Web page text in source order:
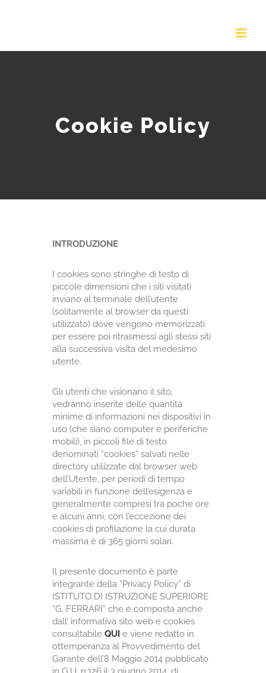
Cookie Policy
INTRODUZIONE
I cookies sono stringhe di testo di
piccole dimensioni che i siti visitati
inviano al terminale dell’utente
(solitamente al browser da questi
utilizzato) dove vengono memorizzati
per essere poi ritrasmessi agli stessi siti
alla successiva visita del medesimo
utente.
Gli utenti che visionano il sito,
vedranno inserite delle quantità
minime di informazioni nei dispositivi in
uso (che siano computer e periferiche
mobili), in piccoli file di testo
denominati “cookies” salvati nelle
directory utilizzate dal browser web
dell’Utente, per periodi di tempo
variabili in funzione dell’esigenza e
generalmente compresi tra poche ore
e alcuni anni, con l’eccezione dei
cookies di profilazione la cui durata
massima è di 365 giorni solari.
Il presente documento è parte
integrante della “Privacy Policy” di
ISTITUTO DI ISTRUZIONE SUPERIORE
“G. FERRARI” che è composta anche
dall’ informativa sito web e cookies
consultabile QUIe viene redatto in
ottemperanza al Provvedimento del
Garante dell’8 Maggio 2014 pubblicato